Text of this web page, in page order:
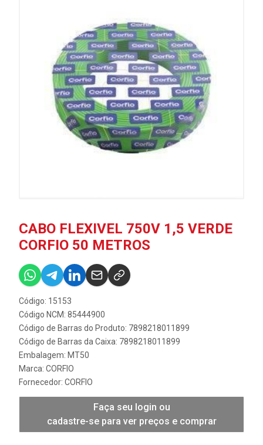
CABO FLEXIVEL 750V 1,5 VERDE
CORFIO 50 METROS
Código: 15153
Código NCM: 85444900
Código de Barras do Produto: 7898218011899
Código de Barras da Caixa: 7898218011899
Embalagem: MT50
Marca: CORFIO
Fornecedor: CORFIO
Faça seu login ou
cadastre-se para ver preços e comprar